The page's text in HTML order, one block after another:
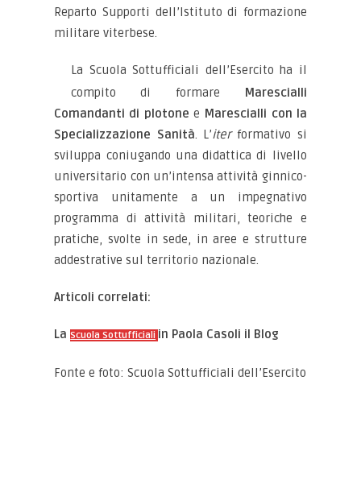
Reparto Supporti dell’Istituto di formazione
militare viterbese.
La Scuola Sottufficiali dell’Esercito ha il
compito di formare
Marescialli
Comandanti di plotone e Marescialli con la
Specializzazione Sanità. L’iterformativo si
sviluppa coniugando una didattica di livello
universitario con un’intensa attività ginnico-
sportiva unitamente a un impegnativo
programma di attività militari, teoriche e
pratiche, svolte in sede, in aree e strutture
addestrative sul territorio nazionale.
Articoli correlati:
LaScuola Sottufficiali in Paola Casoli il Blog
Fonte e foto: Scuola Sottufficiali dell’Esercito